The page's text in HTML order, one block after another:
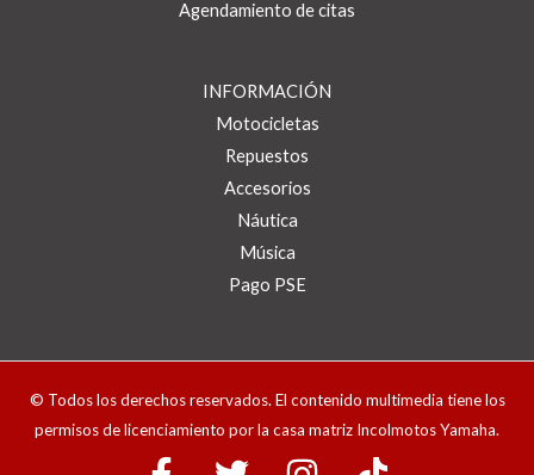
Agendamiento de citas
INFORMACIÓN
Motocicletas
Repuestos
Accesorios
Náutica
Música
Pago PSE
© Todos los derechos reservados. El contenido multimedia tiene los
permisos de licenciamiento por la casa matriz Incolmotos Yamaha.